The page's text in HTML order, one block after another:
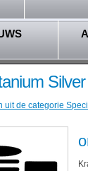
uit de categorie